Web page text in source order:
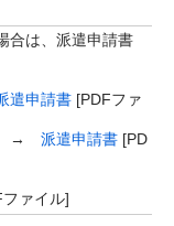
合は、派遣申請書
遣申請書 [PDFファ
→ 派遣申請書 [PD
ファイル]